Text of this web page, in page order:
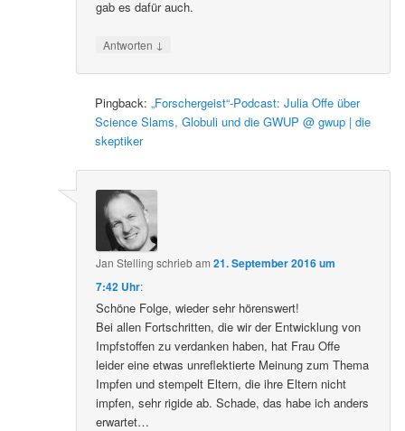
gab es dafür auch.
Antworten ↓
Pingback:„Forschergeist“-Podcast: Julia Offe über
Science Slams, Globuli und die GWUP @ gwup | die
skeptiker
Jan Stelling schriebam21. September 2016 um
7:42 Uhr:
Schöne Folge, wieder sehr hörenswert!
Bei allen Fortschritten, die wir der Entwicklung von
Impfstoffen zu verdanken haben, hat Frau Offe
leider eine etwas unreflektierte Meinung zum Thema
Impfen und stempelt Eltern, die ihre Eltern nicht
impfen, sehr rigide ab. Schade, das habe ich anders
erwartet…